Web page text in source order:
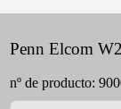
Penn Elcom
nº de producto: